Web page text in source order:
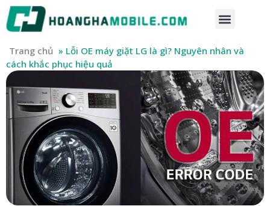
Trang chủ » Lỗi OE máy giặt LG là gì? Nguyên nhân và
cách khắc phục hiệu quả